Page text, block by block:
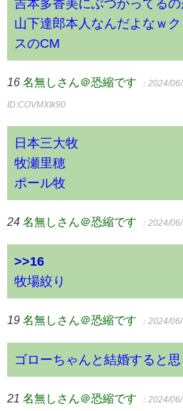
吉本多香美にぶつかってる
山下達郎本人なんだよなｗ
スのCM
16 名無しさん＠恐縮です ：2024/
ID:COVMXIk90
日本三大牧
牧瀬里穂
ポール牧
24 名無しさん＠恐縮です ：2024/
>>16
牧場絞り
19 名無しさん＠恐縮です ：2024/
ゴローちゃんと結婚すると思
21 名無しさん＠恐縮です ：2024/